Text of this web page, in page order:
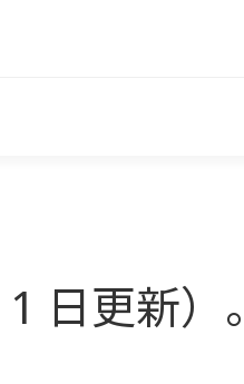
日更新）。